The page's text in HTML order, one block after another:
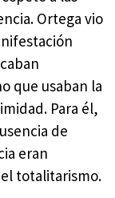
Ortega vio
que usaban la
Para él,
de
eran
totalitarismo.